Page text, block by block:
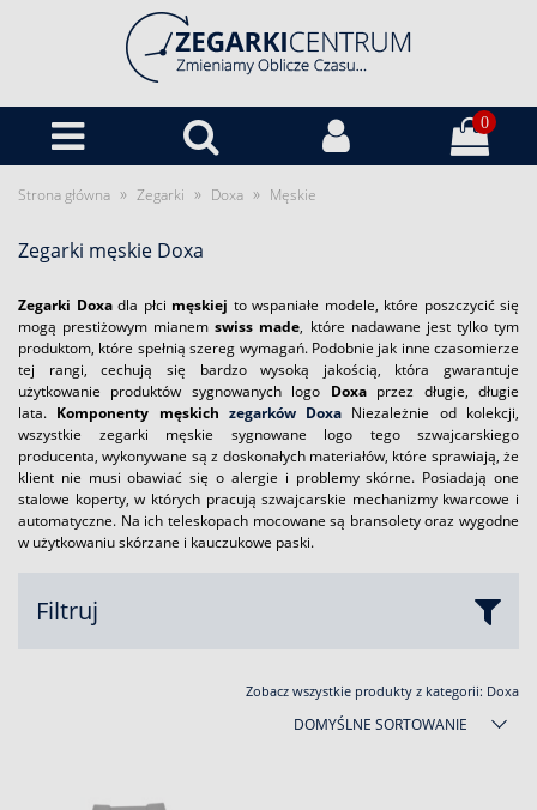
0
Strona główna » Zegarki » Doxa » Męskie
Zegarki męskie Doxa
Zegarki Doxadla płci męskiej to wspaniałe modele, które poszczycić się
mogą prestiżowym mianem swiss made, które nadawane jest tylko tym
produktom, które spełnią szereg wymagań. Podobnie jak inne czasomierze
tej rangi, cechują się bardzo wysoką jakością, która gwarantuje
użytkowanie produktów sygnowanych logo Doxaprzez długie, długie
lata. Komponenty męskich zegarków Doxa Niezależnie od kolekcji,
wszystkie zegarki męskie sygnowane logo tego szwajcarskiego
producenta, wykonywane są z doskonałych materiałów, które sprawiają, że
klient nie musi obawiać się o alergie i problemy skórne. Posiadają one
stalowe koperty, w których pracują szwajcarskie mechanizmy kwarcowe i
automatyczne. Na ich teleskopach mocowane są bransolety oraz wygodne
w użytkowaniu skórzane i kauczukowe paski.
Filtruj
Zobacz wszystkie produkty z kategorii: Doxa
DOMYŚLNE SORTOWANIE